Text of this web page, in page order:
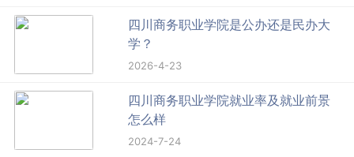
四川商务职业学院是公办还是民办大
学？
2026-4-23
四川商务职业学院就业率及就业前景
怎么样
2024-7-24